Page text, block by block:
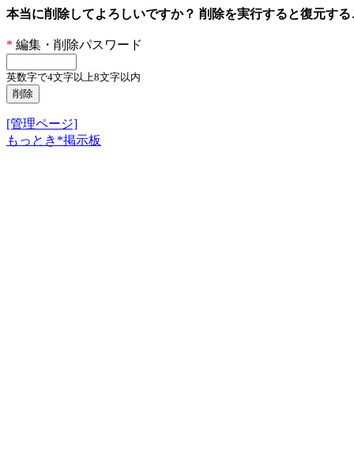
本当に削除してよろしいですか？ 削除を実行すると復元す
* 編集・削除パスワード
英数字で4文字以上8文字以内
[管理ページ]
もっとき*掲示板